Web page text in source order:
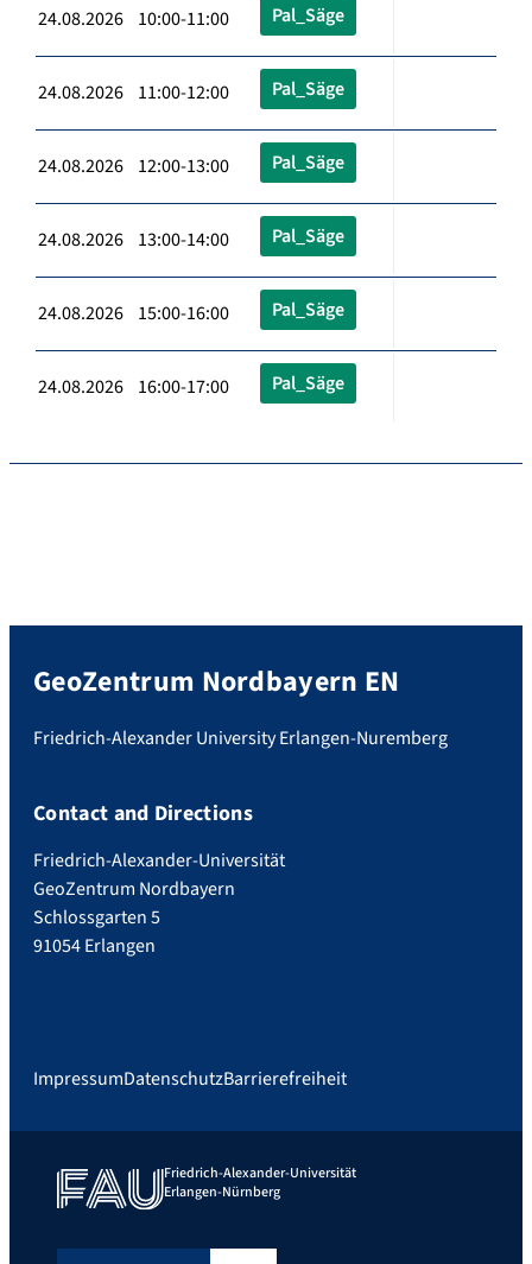
24.08.2026 10:00-11:00 Pal_Säge
24.08.2026 11:00-12:00 Pal_Säge
24.08.2026 12:00-13:00 Pal_Säge
24.08.2026 13:00-14:00 Pal_Säge
24.08.2026 15:00-16:00 Pal_Säge
24.08.2026 16:00-17:00 Pal_Säge
GeoZentrum Nordbayern EN
Friedrich-Alexander University Erlangen-Nuremberg
Contact and Directions
Friedrich-Alexander-Universität
GeoZentrum Nordbayern
Schlossgarten 5
91054 Erlangen
ImpressumDatenschutzBarrierefreiheit
Friedrich-Alexander-Universität
Erlangen-Nürnberg